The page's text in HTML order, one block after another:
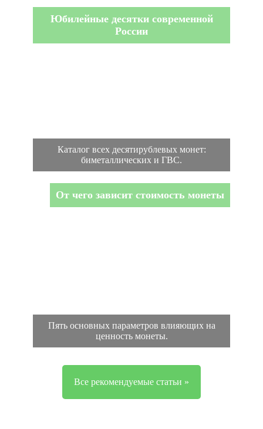
Юбилейные десятки современной
России
Каталог всех десятирублевых монет:
биметаллических и ГВС.
От чего зависит стоимость монеты
Пять основных параметров влияющих на
ценность монеты.
Все рекомендуемые статьи »